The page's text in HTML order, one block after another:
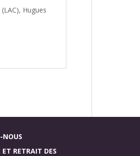
Hugues
NOUS
ET RETRAIT DES